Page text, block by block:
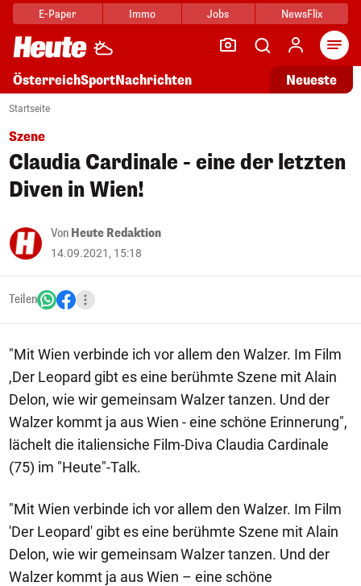
E-Paper Immo Jobs NewsFlix
ÖsterreichSportNachrichten Neueste
Startseite
Szene
Claudia Cardinale - eine der letzten
Diven in Wien!
Von Heute Redaktion
14.09.2021, 15:18
Teilen
"Mit Wien verbinde ich vor allem den Walzer. Im Film
,Der Leopard gibt es eine berühmte Szene mit Alain
Delon, wie wir gemeinsam Walzer tanzen. Und der
Walzer kommt ja aus Wien - eine schöne Erinnerung",
lächelt die italiensiche Film-Diva Claudia Cardinale
(75) im "Heute"-Talk.
"Mit Wien verbinde ich vor allem den Walzer. Im Film
'Der Leopard' gibt es eine berühmte Szene mit Alain
Delon, wie wir gemeinsam Walzer tanzen. Und der
Walzer kommt ja aus Wien – eine schöne